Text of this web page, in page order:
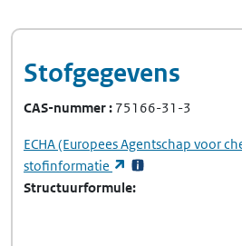
Stofgegevens
CAS-nummer 75166-31-3
ECHA(Europees Agentschap voor
stofinformatie
(opent in een
Structuurformule